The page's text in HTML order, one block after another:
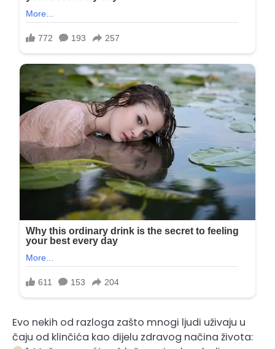
Evo nekih od razloga zašto mnogi ljudi uživaju u
čaju od klinčića kao dijelu zdravog načina života: